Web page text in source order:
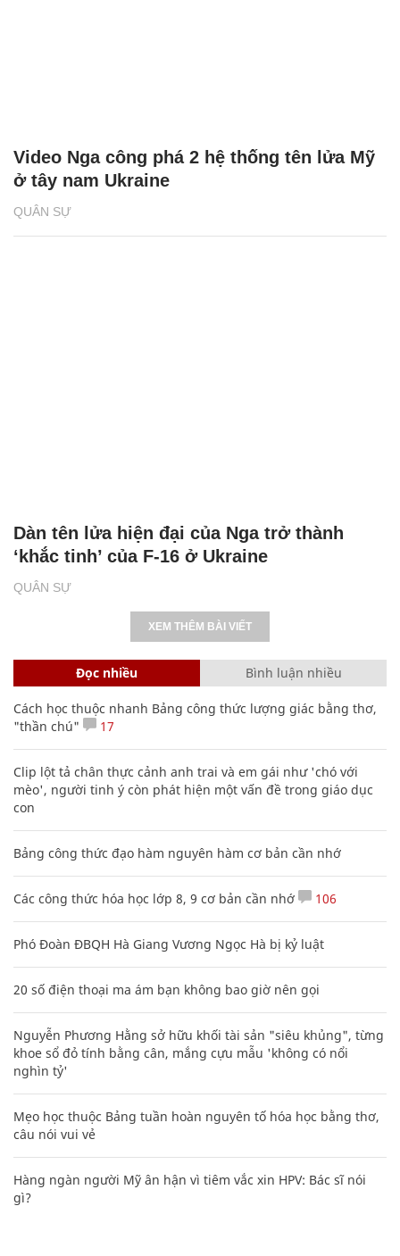
QUÂN SỰ
Video Nga công phá 2 hệ thống tên lửa Mỹ
ở tây nam Ukraine
QUÂN SỰ
Dàn tên lửa hiện đại của Nga trở thành
‘khắc tinh’ của F-16 ở Ukraine
XEM THÊM BÀI VIẾT
Đọc nhiều Bình luận nhiều
Cách học thuộc nhanh Bảng công thức lượng giác bằng thơ,
"thần chú"
17
Clip lột tả chân thực cảnh anh trai và em gái như 'chó với
mèo', người tinh ý còn phát hiện một vấn đề trong giáo dục
con
Bảng công thức đạo hàm nguyên hàm cơ bản cần nhớ
Các công thức hóa học lớp 8, 9 cơ bản cần nhớ 106
Phó Đoàn ĐBQH Hà Giang Vương Ngọc Hà bị kỷ luật
20 số điện thoại ma ám bạn không bao giờ nên gọi
Nguyễn Phương Hằng sở hữu khối tài sản "siêu khủng", từng
khoe sổ đỏ tính bằng cân, mắng cựu mẫu 'không có nổi
nghìn tỷ'
Mẹo học thuộc Bảng tuần hoàn nguyên tố hóa học bằng thơ,
câu nói vui vẻ
Hàng ngàn người Mỹ ân hận vì tiêm vắc xin HPV: Bác sĩ nói
gì?